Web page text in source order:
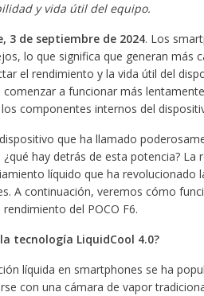
y vida útil del equipo.
3 de septiembre de 2024. Los
lo que significa que generan más
el rendimiento y la vida útil del
comenzar a funcionar más
componentes internos del
dispositivo que ha llamado
hay detrás de esta potencia? La
líquido que ha revolucionado
A continuación, veremos cómo
del POCO F6.
tecnología LiquidCool 4.0?
líquida en smartphones se ha
con una cámara de vapor